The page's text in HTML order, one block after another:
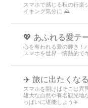
スマホで感じる秋の行楽
イキング気分に ⛰
💖 あふれる愛テ
心を奪われる愛の輝き！
スマホを世界一情熱的で
✈️ 旅に出たくな
スマホを開けばそこは異
雄大な自然や有名観光地
っぱいに堪能しよう✈️